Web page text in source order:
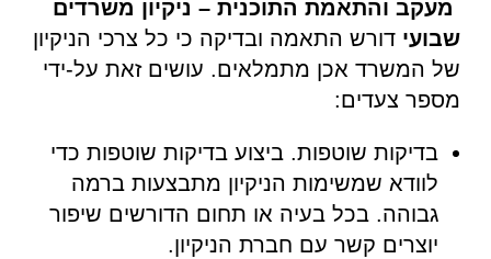
מעקב והתאמת התוכנית – ניקיון משרדים
שבועי דורש התאמה ובדיקה כי כל צרכי הניקיון
של המשרד אכן מתמלאים. עושים זאת על-ידי
מספר צעדים:
בדיקות שוטפות. ביצוע בדיקות שוטפות כדי
לוודא שמשימות הניקיון מתבצעות ברמה
גבוהה. בכל בעיה או תחום הדורשים שיפור
יוצרים קשר עם חברת הניקיון.